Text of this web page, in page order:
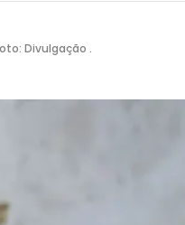
Divulgação .